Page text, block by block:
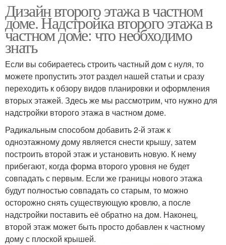
Дизайн второго этажа в частном
доме. Надстройка второго этажа в
частном доме: что необходимо
знать
Если вы собираетесь строить частный дом с нуля, то
можете пропустить этот раздел нашей статьи и сразу
переходить к обзору видов планировки и оформления
вторых этажей. Здесь же мы рассмотрим, что нужно для
надстройки второго этажа в частном доме.
Радикальным способом добавить 2-й этаж к
одноэтажному дому является снести крышу, затем
построить второй этаж и установить новую. К нему
прибегают, когда форма второго уровня не будет
совпадать с первым. Если же границы нового этажа
будут полностью совпадать со старым, то можно
осторожно снять существующую кровлю, а после
надстройки поставить её обратно на дом. Наконец,
второй этаж может быть просто добавлен к частному
дому с плоской крышей.